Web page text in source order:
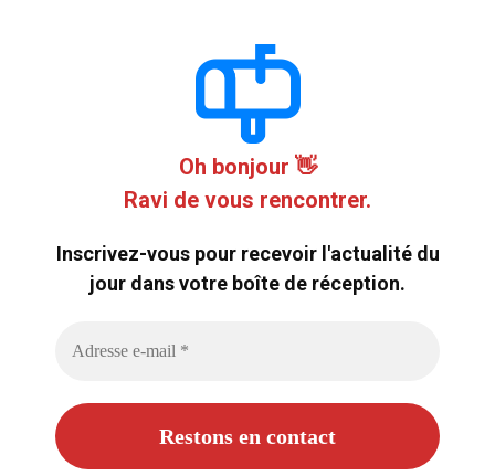
Oh bonjour 👋
Ravi de vous rencontrer.
Inscrivez-vous pour recevoir l'actualité du
jour dans votre boîte de réception.